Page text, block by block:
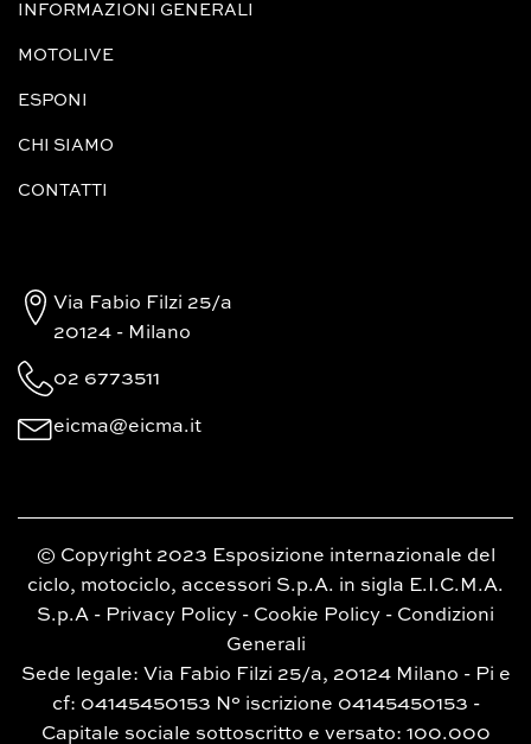
INFORMAZIONI GENERALI
MOTOLIVE
ESPONI
CHI SIAMO
CONTATTI
Via Fabio Filzi 25/a
20124 - Milano
02 6773511
eicma@eicma.it
© Copyright 2023 Esposizione internazionale del
ciclo, motociclo, accessori S.p.A. in sigla E.I.C.M.A.
S.p.A - Privacy Policy - Cookie Policy - Condizioni
Generali
Sede legale: Via Fabio Filzi 25/a, 20124 Milano - Pi e
cf: 04145450153 N° iscrizione 04145450153 -
Capitale sociale sottoscritto e versato: 100.000